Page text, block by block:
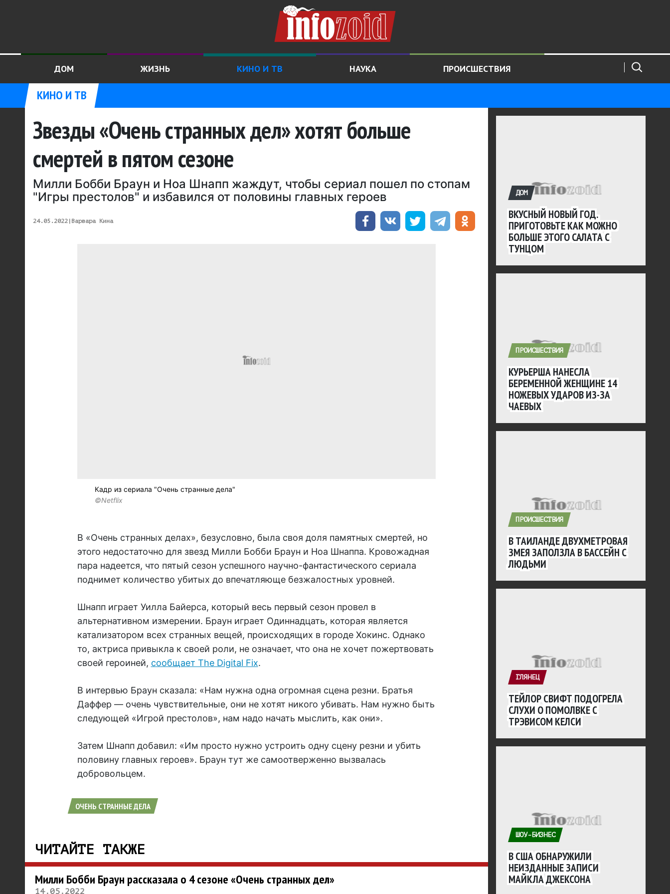
ДОМ ЖИЗНЬ КИНО И ТВ НАУКА ПРОИСШЕСТВИЯ
КИНО И ТВ
Звезды «Очень странных дел» хотят больше
смертей в пятом сезоне
Милли Бобби Браун и Ноа Шнапп жаждут, чтобы сериал пошел по стопам
"Игры престолов" и избавился от половины главных героев
24.05.2022| Варвара Кина
Кадр из сериала "Очень странные дела"
©Netflix
В «Очень странных делах», безусловно, была своя доля памятных смертей, но
этого недостаточно для звезд Милли Бобби Браун и Ноа Шнаппа. Кровожадная
пара надеется, что пятый сезон успешного научно-фантастического сериала
поднимет количество убитых до впечатляюще безжалостных уровней.
Шнапп играет Уилла Байерса, который весь первый сезон провел в
альтернативном измерении. Браун играет Одиннадцать, которая является
катализатором всех странных вещей, происходящих в городе Хокинс. Однако
то, актриса привыкла к своей роли, не означает, что она не хочет пожертвовать
своей героиней, сообщает The Digital Fix.
В интервью Браун сказала: «Нам нужна одна огромная сцена резни. Братья
Даффер — очень чувствительные, они не хотят никого убивать. Нам нужно быть
следующей «Игрой престолов», нам надо начать мыслить, как они».
Затем Шнапп добавил: «Им просто нужно устроить одну сцену резни и убить
половину главных героев». Браун тут же самоотверженно вызвалась
добровольцем.
ОЧЕНЬ СТРАННЫЕ ДЕЛА
ЧИТАЙТЕ ТАКЖЕ
Милли Бобби Браун рассказала о 4 сезоне «Очень странных дел»
14.05.2022
ДОМ
ВКУСНЫЙ НОВЫЙ ГОД.
ПРИГОТОВЬТЕ КАК МОЖНО
БОЛЬШЕ ЭТОГО САЛАТА С
ТУНЦОМ
ПРОИСШЕСТВИЯ
КУРЬЕРША НАНЕСЛА
БЕРЕМЕННОЙ ЖЕНЩИНЕ 14
НОЖЕВЫХ УДАРОВ ИЗ-ЗА
ЧАЕВЫХ
ПРОИСШЕСТВИЯ
В ТАИЛАНДЕ ДВУХМЕТРОВАЯ
ЗМЕЯ ЗАПОЛЗЛА В БАССЕЙН С
ЛЮДЬМИ
ГЛЯНЕЦ
ТЕЙЛОР СВИФТ ПОДОГРЕЛА
СЛУХИ О ПОМОЛВКЕ С
ТРЭВИСОМ КЕЛСИ
ШОУ-БИЗНЕС
В США ОБНАРУЖИЛИ
НЕИЗДАННЫЕ ЗАПИСИ
МАЙКЛА ДЖЕКСОНА